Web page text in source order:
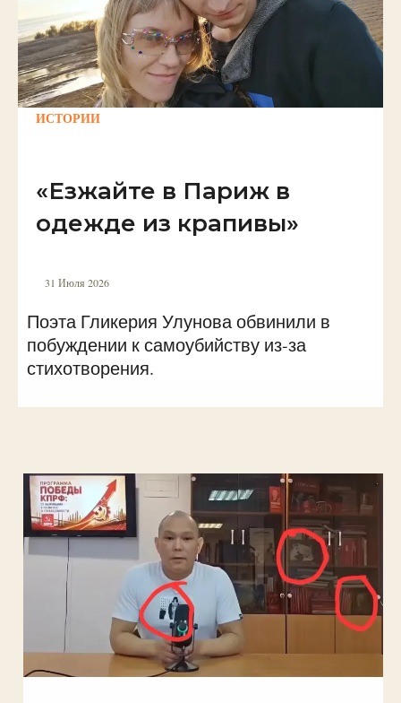
ИСТОРИИ
«Езжайте в Париж в
одежде из крапивы»
31 Июля 2026
Поэта Гликерия Улунова обвинили в
побуждении к самоубийству из-за
стихотворения.